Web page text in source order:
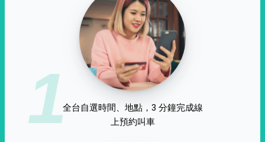
1全台自選時間、地點，3 分鐘完成線
上預約叫車